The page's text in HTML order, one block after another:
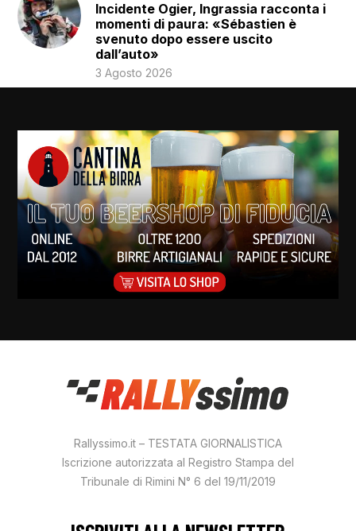
Incidente Ogier, Ingrassia racconta i
momenti di paura: «Sébastien è
svenuto dopo essere uscito
dall’auto»
3 Agosto 2026
Rallyssimo.it – TESTATA GIORNALISTICA
Iscrizione autorizzata al Registro Stampa del
Tribunale di Rimini N° 6 del 19/11/2019